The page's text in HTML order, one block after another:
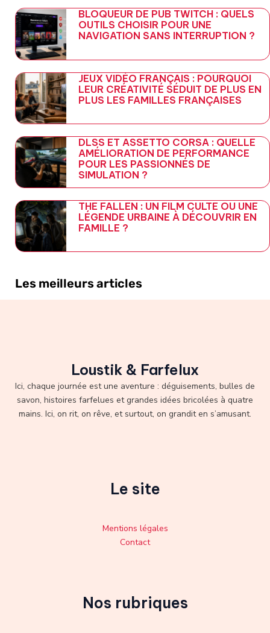
BLOQUEUR DE PUB TWITCH : QUELS
OUTILS CHOISIR POUR UNE
NAVIGATION SANS INTERRUPTION ?
JEUX VIDÉO FRANÇAIS : POURQUOI
LEUR CRÉATIVITÉ SÉDUIT DE PLUS EN
PLUS LES FAMILLES FRANÇAISES
DLSS ET ASSETTO CORSA : QUELLE
AMÉLIORATION DE PERFORMANCE
POUR LES PASSIONNÉS DE
SIMULATION ?
THE FALLEN : UN FILM CULTE OU UNE
LÉGENDE URBAINE À DÉCOUVRIR EN
FAMILLE ?
Les meilleurs articles
Loustik & Farfelux
Ici, chaque journée est une aventure : déguisements, bulles de
savon, histoires farfelues et grandes idées bricolées à quatre
mains. Ici, on rit, on rêve, et surtout, on grandit en s’amusant.
Le site
Mentions légales
Contact
Nos rubriques